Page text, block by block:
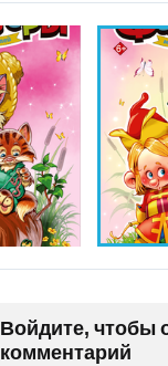
Войдите, чтобы
комментарий